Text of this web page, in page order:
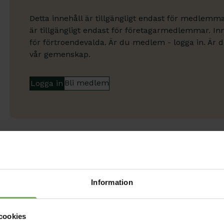
Information
Detta innehåll är tillgängligt endast för
är tillgängligt endast för företagarmedlemmar.
för förtroendevalda. Är du medlem - logga in. Är
vår gemenskap.
Logga in Bli medlem